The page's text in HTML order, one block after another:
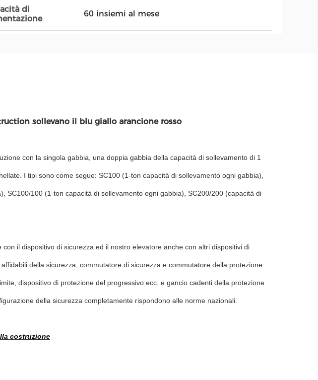
di
60 insiemi al mese
sollevano il blu giallo arancione rosso
con la singola gabbia, una doppia gabbia della capacità di sollevamento di 1
I tipi sono come segue: SC100 (1-ton capacità di sollevamento ogni gabbia),
SC100/100 (1-ton capacità di sollevamento ogni gabbia), SC200/200 (capacità di
il dispositivo di sicurezza ed il nostro elevatore anche con altri dispositivi di
della sicurezza, commutatore di sicurezza e commutatore della protezione
dispositivo di protezione del progressivo ecc. e gancio cadenti della protezione
della sicurezza completamente rispondono alle norme nazionali.
costruzione